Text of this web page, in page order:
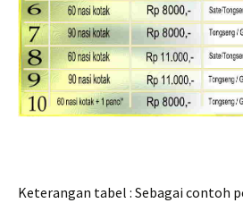
Keterangan tabel : Sebagai contoh